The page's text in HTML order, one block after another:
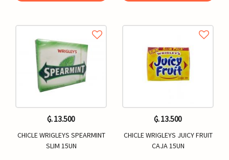
₲. 13.500
CHICLE WRIGLEYS SPEARMINT
SLIM 15UN
₲. 13.500
CHICLE WRIGLEYS JUICY FRUIT
CAJA 15UN